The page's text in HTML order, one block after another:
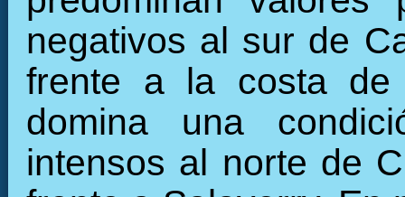
negativos al sur de
frente a la costa de
domina una
intensos al norte de